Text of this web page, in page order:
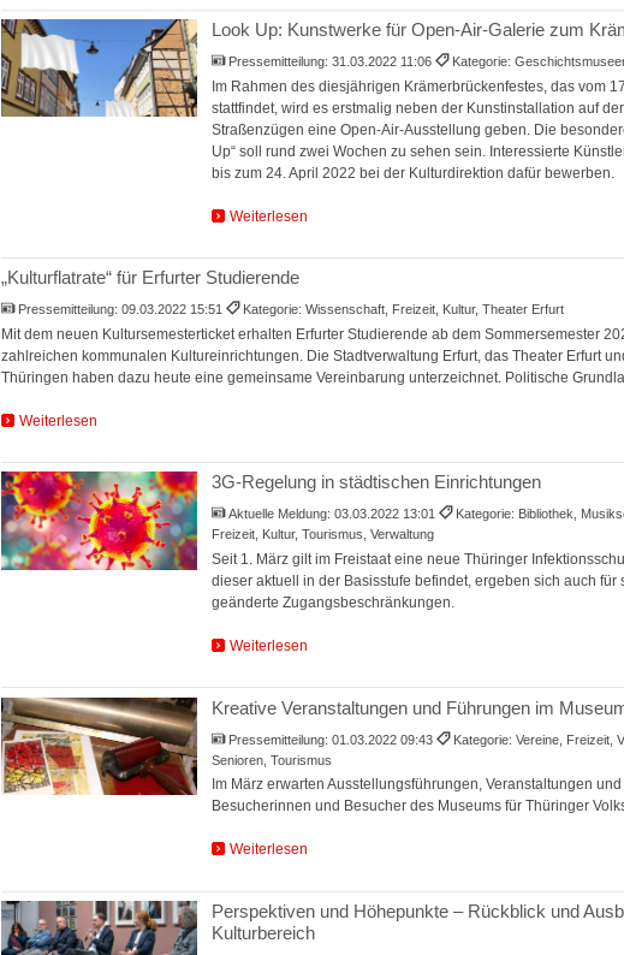
Look Up: Kunstwerke für Open-Air-Galerie zum
Pressemitteilung:31.03.2022 11:06 Kategorie:
Im Rahmen des diesjährigen Krämerbrückenfestes, das vom
stattfindet, wird es erstmalig neben der Kunstinstallation auf
Straßenzügen eine Open-Air-Ausstellung geben. Die
Up“ soll rund zwei Wochen zu sehen sein. Interessierte
bis zum 24. April 2022 bei der Kulturdirektion dafür bewerben.
Weiterlesen
„Kulturflatrate“ für Erfurter Studierende
Pressemitteilung:09.03.2022 15:51 Kategorie: Wissenschaft, Freizeit, Kultur, Theater Erfurt
Mit dem neuen Kultursemesterticket erhalten Erfurter Studierende ab dem Sommersemester
zahlreichen kommunalen Kultureinrichtungen. Die Stadtverwaltung Erfurt, das Theater Erfurt
Thüringen haben dazu heute eine gemeinsame Vereinbarung unterzeichnet. Politische
Weiterlesen
3G-Regelung in städtischen Einrichtungen
Aktuelle Meldung:03.03.2022 13:01
Kategorie: Bibliothek,
Freizeit, Kultur, Tourismus, Verwaltung
Seit 1. März gilt im Freistaat eine neue Thüringer
dieser aktuell in der Basisstufe befindet, ergeben sich auch für
geänderte Zugangsbeschränkungen.
Weiterlesen
Kreative Veranstaltungen und Führungen im
Pressemitteilung:01.03.2022 09:43
Kategorie: Vereine, Freizeit,
Senioren, Tourismus
Im März erwarten Ausstellungsführungen, Veranstaltungen
Besucherinnen und Besucher des Museums für Thüringer
Weiterlesen
Perspektiven und Höhepunkte – Rückblick und
Kulturbereich